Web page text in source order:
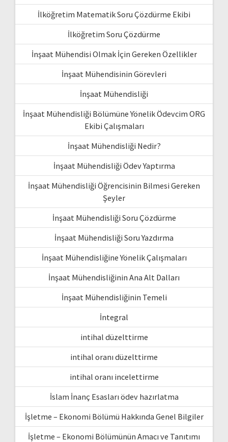
İlköğretim Matematik Soru Çözdürme Ekibi
İlköğretim Soru Çözdürme
İnşaat Mühendisi Olmak İçin Gereken Özellikler
İnşaat Mühendisinin Görevleri
İnşaat Mühendisliği
İnşaat Mühendisliği Bölümüne Yönelik Ödevcim ORG
Ekibi Çalışmaları
İnşaat Mühendisliği Nedir?
İnşaat Mühendisliği Ödev Yaptırma
İnşaat Mühendisliği Öğrencisinin Bilmesi Gereken
Şeyler
İnşaat Mühendisliği Soru Çözdürme
İnşaat Mühendisliği Soru Yazdırma
İnşaat Mühendisliğine Yönelik Çalışmaları
İnşaat Mühendisliğinin Ana Alt Dalları
İnşaat Mühendisliğinin Temeli
İntegral
intihal düzelttirme
intihal oranı düzelttirme
intihal oranı incelettirme
İslam İnanç Esasları ödev hazırlatma
İşletme – Ekonomi Bölümü Hakkında Genel Bilgiler
İşletme – Ekonomi Bölümünün Amacı ve Tanıtımı